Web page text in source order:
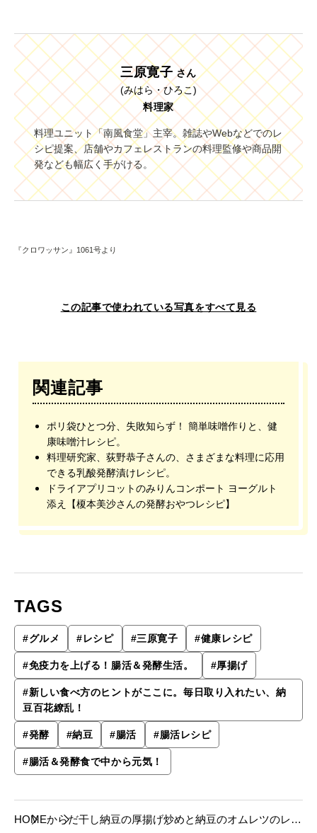
三原寛子 さん
(みはら・ひろこ)
料理家
料理ユニット「南風食堂」主宰。雑誌やWebなどでのレ
シピ提案、店舗やカフェレストランの料理監修や商品開
発なども幅広く手がける。
『クロワッサン』1061号より
この記事で使われている写真をすべて見る
関連記事
ポリ袋ひとつ分、失敗知らず！ 簡単味噌作りと、健
康味噌汁レシピ。
料理研究家、荻野恭子さんの、さまざまな料理に応用
できる乳酸発酵漬けレシピ。
ドライアプリコットのみりんコンポート ヨーグルト
添え【榎本美沙さんの発酵おやつレシピ】
TAGS
#グルメ #レシピ #三原寛子 #健康レシピ
#免疫力を上げる！腸活＆発酵生活。 #厚揚げ
#新しい食べ方のヒントがここに。毎日取り入れたい、納
豆百花繚乱！
#発酵 #納豆 #腸活 #腸活レシピ
#腸活＆発酵食で中から元気！
HOMEからだ干し納豆の厚揚げ炒めと納豆のオムレツのレシ